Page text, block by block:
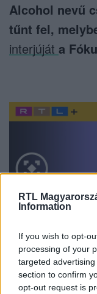
RTL
Information
If you wish to opt-
processing of your
targeted
section to confirm
opt-out request is
Alcohol nevű
tűnt fel,
interjúját a
Nézd vissza a